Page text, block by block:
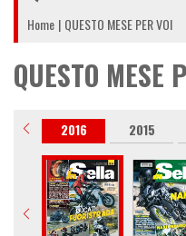
Home QUESTO MESE PER VOI
QUESTO MESE
2016 2015